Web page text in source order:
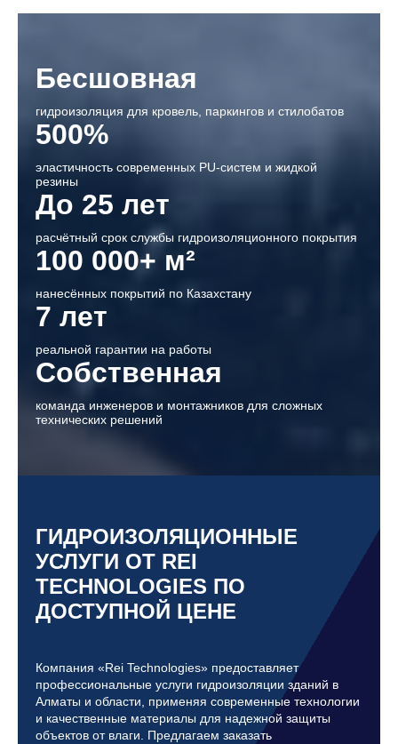
Бесшовная
гидроизоляция для кровель, паркингов и стилобатов
500%
эластичность современных PU-систем и жидкой
резины
До 25 лет
расчётный срок службы гидроизоляционного покрытия
100 000+ м²
нанесённых покрытий по Казахстану
7 лет
реальной гарантии на работы
Собственная
команда инженеров и монтажников для сложных
технических решений
ГИДРОИЗОЛЯЦИОННЫЕ
УСЛУГИ ОТ REI
TECHNOLOGIES ПО
ДОСТУПНОЙ ЦЕНЕ
Компания «Rei Technologies» предоставляет
профессиональные услуги гидроизоляции зданий в
Алматы и области, применяя современные технологии
и качественные материалы для надежной защиты
объектов от влаги. Предлагаем заказать